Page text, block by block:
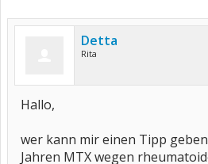
Detta
Rita
Hallo,
wer kann mir einen Tipp geben
Jahren MTX wegen